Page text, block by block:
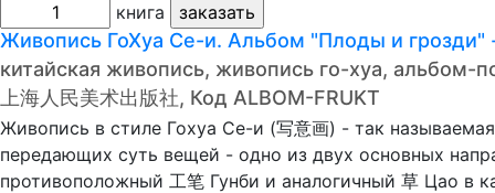
книга
Живопись ГоХуа Се-и. Альбом "Плоды и грозди"
китайская живопись, живопись го-хуа, альбом-
上海人民美术出版社, Код ALBOM-FRUKT
Живопись в стиле Гохуа Се-и (写意画) - так
передающих суть вещей - одно из двух основных
противоположный 工笔 Гунби и аналогичный 草 Цао в